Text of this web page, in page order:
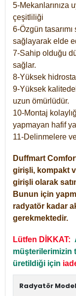
5-Mekanlarınıza
çeşitliliği
6-Özgün tasarımı
sağlayarak elde
7-Sahip olduğu
sağlar.
8-Yüksek
9-Yüksek
uzun ömürlüdür.
10-Montaj
yapmayan hafif
11-Delinmelere
Duffmart
girişli, kompakt
girişli olarak
Bunun için
radyatör kadar
gerekmektedir.
Lütfen DİKKAT:
müşterilerimizin
üretildiği için
Radyatör